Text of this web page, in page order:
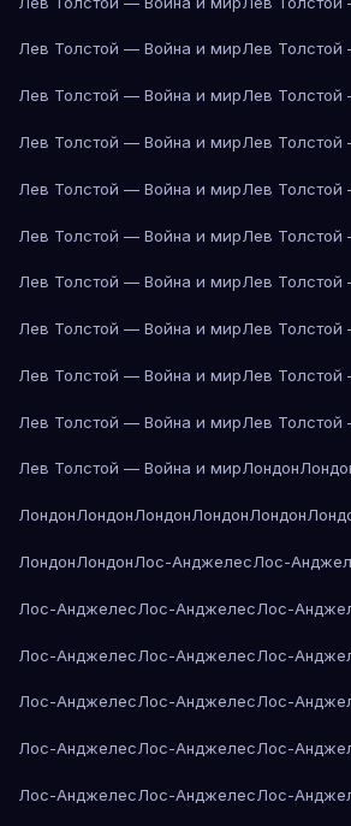
Лев Толстой — Война и мирЛев
Лев Толстой — Война и мирЛев
Лев Толстой — Война и мирЛев
Лев Толстой — Война и мирЛев
Лев Толстой — Война и мирЛев
Лев Толстой — Война и мирЛев
Лев Толстой — Война и мирЛев
Лев Толстой — Война и мирЛев
Лев Толстой — Война и мирЛев
Лев Толстой — Война и мирЛондон
ЛондонЛондонЛондонЛондонЛондон
ЛондонЛондонЛос-АнджелесЛос-
Лос-АнджелесЛос-АнджелесЛос-
Лос-АнджелесЛос-АнджелесЛос-
Лос-АнджелесЛос-АнджелесЛос-
Лос-АнджелесЛос-АнджелесЛос-
Лос-АнджелесЛос-АнджелесЛос-